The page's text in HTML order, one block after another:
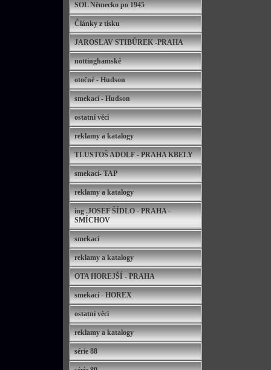
SOL Německo po 1945
Články z tisku
JAROSLAV STIBŮREK -PRAHA
nottinghamské
otočné - Hudson
smekací - Hudson
ostatní věci
reklamy a katalogy
TLUSTOŠ ADOLF - PRAHA KBELY
smekací- TAP
reklamy a katalogy
ing .JOSEF ŠÍDLO - PRAHA -
SMÍCHOV
smekací
reklamy a katalogy
OTA HOREJŠÍ - PRAHA
smekací - HOREX
ostatní věci
reklamy a katalogy
série 88